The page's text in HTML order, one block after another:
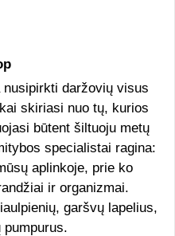
daržovių visus
skiriasi nuo tų, kurios
būtent šiltuoju metų
specialistai ragina:
aplinkoje, prie ko
ir organizmai.
garšvų lapelius,